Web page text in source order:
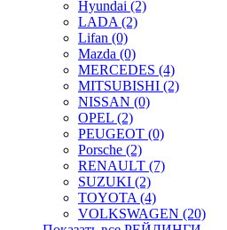
Hyundai (2)
LADA (2)
Lifan (0)
Mazda (0)
MERCEDES (4)
MITSUBISHI (2)
NISSAN (0)
OPEL (2)
PEUGEOT (0)
Porsche (2)
RENAULT (7)
SUZUKI (2)
TOYOTA (4)
VOLKSWAGEN (20)